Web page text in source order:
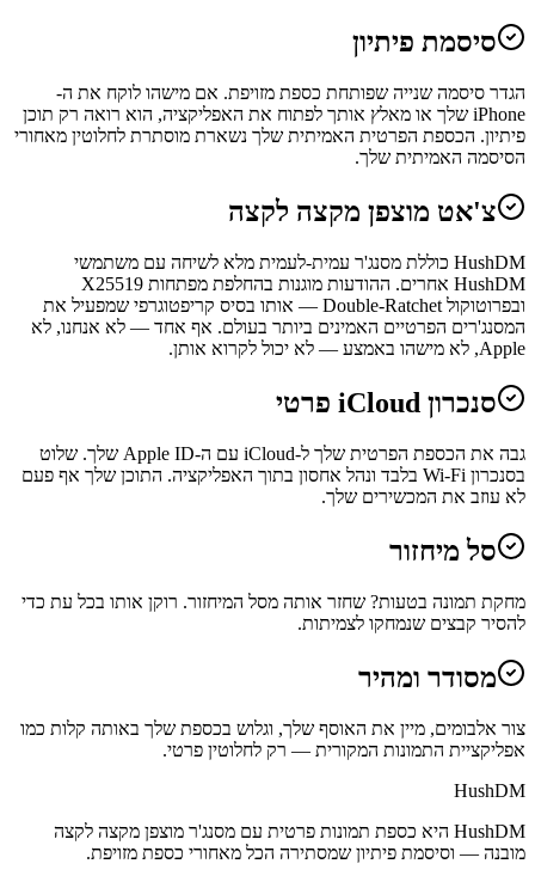
סיסמת פיתיון
הגדר סיסמה שנייה שפותחת כספת מזויפת. אם מישהו לוקח את ה-
iPhone שלך או מאלץ אותך לפתוח את האפליקציה, הוא רואה רק תוכן
פיתיון. הכספת הפרטית האמיתית שלך נשארת מוסתרת לחלוטין מאחורי
הסיסמה האמיתית שלך.
צ'אט מוצפן מקצה לקצה
HushDM כוללת מסנג'ר עמית-לעמית מלא לשיחה עם משתמשי
HushDM אחרים. ההודעות מוגנות בהחלפת מפתחות X25519
ובפרוטוקול Double-Ratchet — אותו בסיס קריפטוגרפי שמפעיל את
המסנג'רים הפרטיים האמינים ביותר בעולם. אף אחד — לא אנחנו, לא
Apple, לא מישהו באמצע — לא יכול לקרוא אותן.
סנכרון iCloud פרטי
גבה את הכספת הפרטית שלך ל-iCloud עם ה-Apple ID שלך. שלוט
בסנכרון Wi-Fi בלבד ונהל אחסון בתוך האפליקציה. התוכן שלך אף פעם
לא עוזב את המכשירים שלך.
סל מיחזור
מחקת תמונה בטעות? שחזר אותה מסל המיחזור. רוקן אותו בכל עת כדי
להסיר קבצים שנמחקו לצמיתות.
מסודר ומהיר
צור אלבומים, מיין את האוסף שלך, וגלוש בכספת שלך באותה קלות כמו
אפליקציית התמונות המקורית — רק לחלוטין פרטי.
HushDM
HushDM היא כספת תמונות פרטית עם מסנג'ר מוצפן מקצה לקצה
מובנה — וסיסמת פיתיון שמסתירה הכל מאחורי כספת מזויפת.